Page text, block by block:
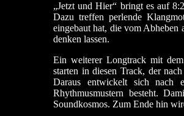
„Jetzt und Hier“ bringt es auf
Dazu treffen perlende
eingebaut hat, die vom Abheben
denken lassen.
Ein weiterer Longtrack mit
starten in diesen Track, der
Daraus entwickelt sich nach
Rhythmusmustern besteht.
Soundkosmos. Zum Ende hin